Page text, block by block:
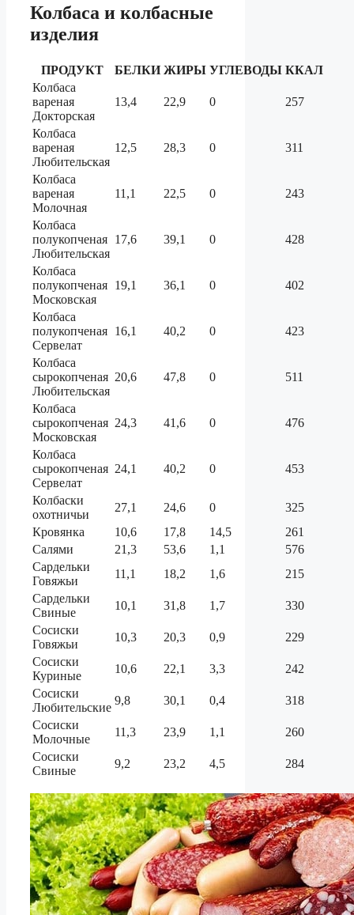
Колбаса и колбасные
изделия
ПРОДУКТ БЕЛКИ ЖИРЫ УГЛЕВОДЫ ККАЛ
Колбаса
вареная
Докторская
13,4 22,9 0 257
Колбаса
вареная
Любительская
12,5 28,3 0 311
Колбаса
вареная
Молочная
11,1 22,5 0 243
Колбаса
полукопченая
Любительская
17,6 39,1 0 428
Колбаса
полукопченая
Московская
19,1 36,1 0 402
Колбаса
полукопченая
Сервелат
16,1 40,2 0 423
Колбаса
сырокопченая
Любительская
20,6 47,8 0 511
Колбаса
сырокопченая
Московская
24,3 41,6 0 476
Колбаса
сырокопченая
Сервелат
24,1 40,2 0 453
Колбаски
охотничьи
27,1 24,6 0
325
Кровянка
10,6 17,8 14,5
261
Салями
21,3 53,6 1,1
576
Сардельки
Говяжьи
11,1 18,2 1,6
215
Сардельки
Свиные
10,1 31,8 1,7
330
Сосиски
Говяжьи
10,3 20,3 0,9
229
Сосиски
Куриные
10,6 22,1 3,3
242
Сосиски
Любительские
9,8 30,1 0,4
318
Сосиски
Молочные
11,3 23,9 1,1
260
Сосиски
Свиные
9,2 23,2 4,5 284